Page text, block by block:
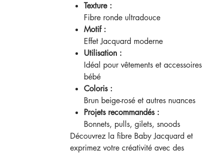
Texture :
Fibre ronde ultradouce
Motif :
Effet Jacquard moderne
Utilisation :
Idéal pour vêtements et accessoires
bébé
Coloris :
Brun beige-rosé et autres nuances
Projets recommandés :
Bonnets, pulls, gilets, snoods
Découvrez la fibre Baby Jacquard et
exprimez votre créativité avec des